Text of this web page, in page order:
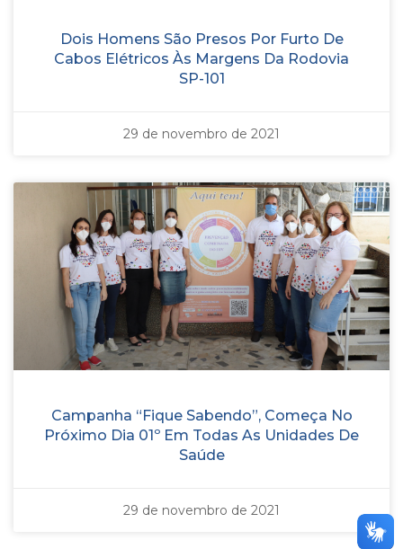
Dois Homens São Presos Por Furto De
Cabos Elétricos Às Margens Da Rodovia
SP-101
29 de novembro de 2021
Campanha “Fique Sabendo”, Começa No
Próximo Dia 01º Em Todas As Unidades De
Saúde
29 de novembro de 2021